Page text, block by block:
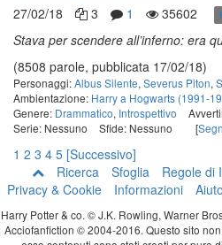
27/02/18 3 1 35602
Stava per scendere all’inferno: era
(8508 parole, pubblicata 17/02/18)
Personaggi:Albus Silente, Severus Piton,
Ambientazione: Harry a Hogwarts (1991-
Genere: Drammatico, Introspettivo
Serie: Nessuno
Sfide: Nessuno [
1 2 3 4 5 [Successivo]
Ricerca
Sfoglia Regole di
Privacy & Cookie
Informazioni Aiuto
Harry Potter & co. © J.K. Rowling, Warner
Acciofanfiction © 2004-2016. Questo sito